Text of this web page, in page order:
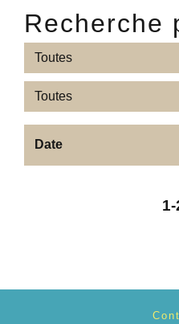
Recherche
Toutes
Toutes
Date
1-